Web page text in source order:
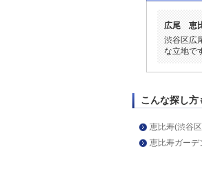
広尾 恵
渋谷区広
な立地で
こんな探し方
恵比寿(渋谷
恵比寿ガーデ